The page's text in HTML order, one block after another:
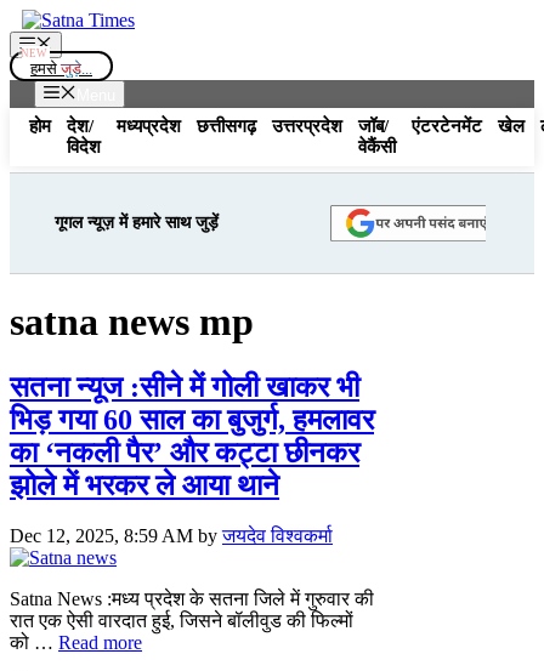
Skip
to
content
Menu
हमसे जुड़े...
होम
देश/
विदेश
मध्यप्रदेश छत्तीसगढ़ उत्तरप्रदेश
जॉब/
वेकैंसी
एंटरटेनमेंट खेल
गूगल न्यूज़ में हमारे साथ जुड़ें
satna news mp
सतना न्यूज :सीने में गोली खाकर भी
भिड़ गया 60 साल का बुजुर्ग, हमलावर
का ‘नकली पैर’ और कट्टा छीनकर
झोले में भरकर ले आया थाने
Dec 12, 2025, 8:59 AM byजयदेव विश्वकर्मा
Satna News :मध्य प्रदेश के सतना जिले में गुरुवार की
रात एक ऐसी वारदात हुई, जिसने बॉलीवुड की फिल्मों
को … Read more